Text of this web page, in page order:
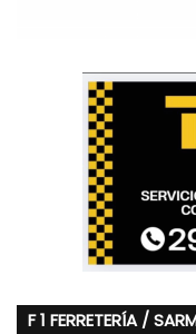
F 1 FERRETERÍA /